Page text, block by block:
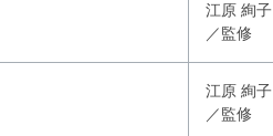
江原 絢子
／監修
江原 絢子
／監修